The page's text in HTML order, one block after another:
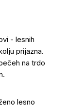
- lesnih
prijazna.
na trdo
lesno